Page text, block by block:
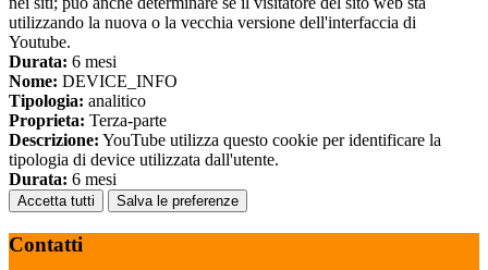
utilizzando la nuova o la vecchia versione dell'interfaccia di
Youtube.
Durata: 6 mesi
Nome: DEVICE_INFO
Tipologia: analitico
Proprieta: Terza-parte
Descrizione: YouTube utilizza questo cookie per identificare la
tipologia di device utilizzata dall'utente.
Durata: 6 mesi
Accetta tutti Salva le preferenze
Contatti